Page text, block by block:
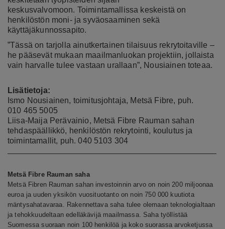
keskusvalvomoon. Toimintamallissa keskeistä on
henkilöstön moni- ja syväosaaminen sekä
käyttäjäkunnossapito.
”Tässä on tarjolla ainutkertainen tilaisuus rekrytoitaville –
he pääsevät mukaan maailmanluokan projektiin, jollaista
vain harvalle tulee vastaan urallaan”, Nousiainen toteaa.
Lisätietoja:
Ismo Nousiainen, toimitusjohtaja, Metsä Fibre, puh.
010 465 5005
Liisa-Maija Perävainio, Metsä Fibre Rauman sahan
tehdaspäällikkö, henkilöstön rekrytointi, koulutus ja
toimintamallit, puh. 040 5103 304
Metsä Fibre Rauman saha
Metsä Fibren Rauman sahan investoinnin arvo on noin 200 miljoonaa
euroa ja uuden yksikön vuosituotanto on noin 750 000 kuutiota
mäntysahatavaraa. Rakennettava saha tulee olemaan teknologialtaan
ja tehokkuudeltaan edelläkävijä maailmassa. Saha työllistää
Suomessa suoraan noin 100 henkilöä ja koko suorassa arvoketjussa